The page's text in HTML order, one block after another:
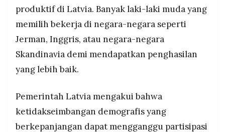
produktif di Latvia. Banyak laki-laki muda yang
memilih bekerja di negara-negara seperti
Jerman, Inggris, atau negara-negara
Skandinavia demi mendapatkan penghasilan
yang lebih baik.
Pemerintah Latvia mengakui bahwa
ketidakseimbangan demografis yang
berkepanjangan dapat mengganggu partisipasi